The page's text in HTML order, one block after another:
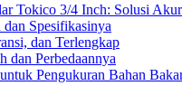
Tokico 3/4 Inch: Solusi
Spesifikasinya
dan Terlengkap
dan Perbedaannya
Pengukuran Bahan